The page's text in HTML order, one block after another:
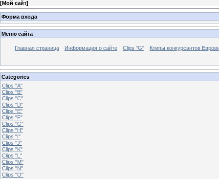
[Мой сайт]
Форма входа
Меню сайта
Главная страница Информация о сайте Clips "G" Клипы конкурсантов
Categories
Clips "A"
Clips "B"
Clips "C"
Clips "D"
Clips "E"
Clips "F"
Clips "G"
Clips "H"
Clips "I"
Clips "J"
Clips "K"
Clips "L"
Clips "M"
Clips "N"
Clips "O"